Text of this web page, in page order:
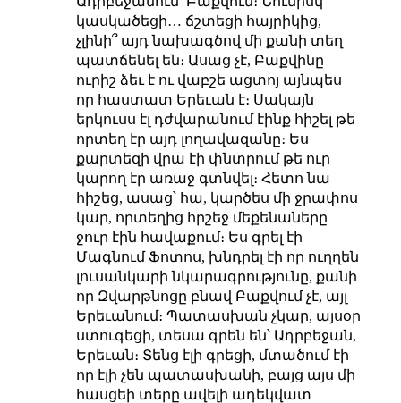
կասկածեցի… ճշտեցի հայրիկից,
չլինի՞ այդ նախագծով մի քանի տեղ
պատճենել են։ Ասաց չէ, Բաքվինը
ուրիշ ձեւ է ու վաբշե ացտոյ այնպես
որ հաստատ Երեւան է։ Սակայն
երկուսս էլ դժվարանում էինք հիշել թե
որտեղ էր այդ լողավազանը։ Ես
քարտեզի վրա էի փնտրում թե ուր
կարող էր առաջ գտնվել։ Հետո նա
հիշեց, ասաց՝ հա, կարծես մի ջրափոս
կար, որտեղից հրշեջ մեքենաները
ջուր էին հավաքում։ Ես գրել էի
Մագնում Ֆոտոս, խնդրել էի որ ուղղեն
լուսանկարի նկարագրությունը, քանի
որ Զվարթնոցը բնավ Բաքվում չէ, այլ
Երեւանում։ Պատասխան չկար, այսօր
ստուգեցի, տեսա գրեն են՝ Ադրբեջան,
Երեւան։ Տենց էլի գրեցի, մտածում էի
որ էլի չեն պատասխանի, բայց այս մի
հասցեի տերը ավելի ադեկվատ